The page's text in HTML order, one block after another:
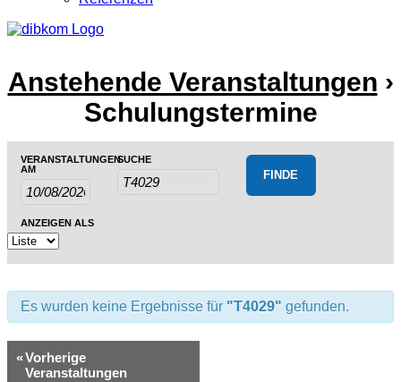
Anstehende Veranstaltungen ›
Schulungstermine
Veranstaltungen
Suche
und
Ansichten,
Navigation
Suche
VERANSTALTUNGEN
AM
SUCHE
Veranstaltung
Ansichten-
Navigation
ANZEIGEN ALS
Es wurden keine Ergebnisse für "T4029" gefunden.
«Vorherige
Veranstaltungen